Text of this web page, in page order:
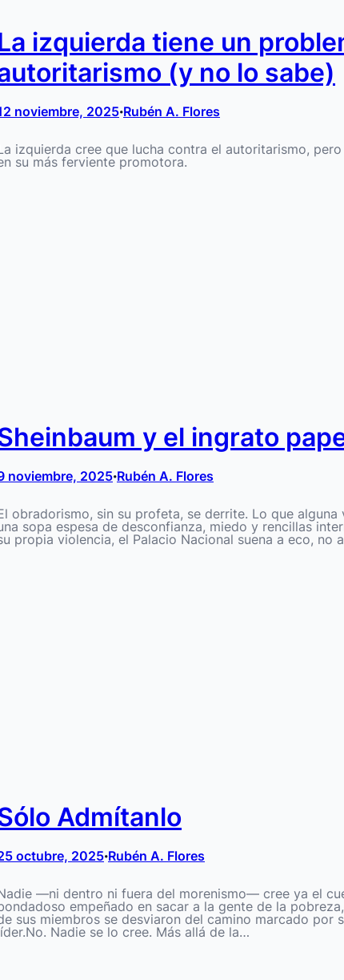
izquierda tiene un
(y no lo sabe)
noviembre, 2025•Rubén A. Flores
izquierda cree que lucha contra el autoritarismo,
su más ferviente promotora.
y el ingrato
noviembre, 2025•Rubén A. Flores
obradorismo, sin su profeta, se derrite. Lo que
sopa espesa de desconfianza, miedo y rencillas
propia violencia, el Palacio Nacional suena a eco, no
Admítanlo
octubre, 2025•Rubén A. Flores
—ni dentro ni fuera del morenismo— cree ya el
empeñado en sacar a la gente de la
sus miembros se desviaron del camino marcado por
Nadie se lo cree. Más allá de la…